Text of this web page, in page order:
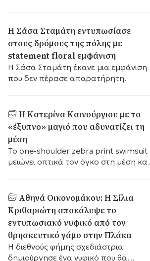
εμφανίστηκε...
Η Σάσα Σταμάτη εντυπωσίασε
στους δρόμους της πόλης με
statement floral εμφάνιση
Η Σάσα Σταμάτη έκανε μια εμφάνιση
που δεν πέρασε απαρατήρητη.
Η Κατερίνα Καινούργιου με το
«έξυπνο» μαγιό που αδυνατίζει τη
μέση
Το one-shoulder zebra print swimsuit
μειώνει οπτικά τον όγκο στη μέση και
Αθηνά Οικονομάκου: Η Σίλια
Κριθαριώτη αποκάλυψε το
εντυπωσιακό νυφικό από τον
θρησκευτικό γάμο στην Πλάκα
Η διεθνούς φήμης σχεδιάστρια
δημιούργησε ένα νυφικό που θα